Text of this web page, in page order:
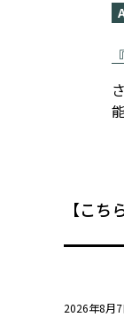
【こち
2026年8月